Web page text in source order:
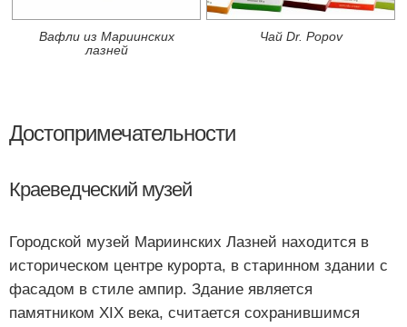
Вафли из Мариинских
лазней
Чай Dr. Popov
Достопримечательности
Краеведческий музей
Городской музей Мариинских Лазней находится в
историческом центре курорта, в старинном здании с
фасадом в стиле ампир. Здание является
памятником XIX века, считается сохранившимся